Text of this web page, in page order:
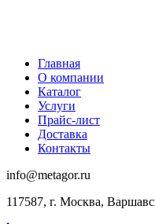
Главная
О компании
Каталог
Услуги
Прайс-лист
Доставка
Контакты
info@metagor.ru
117587, г. Москва,